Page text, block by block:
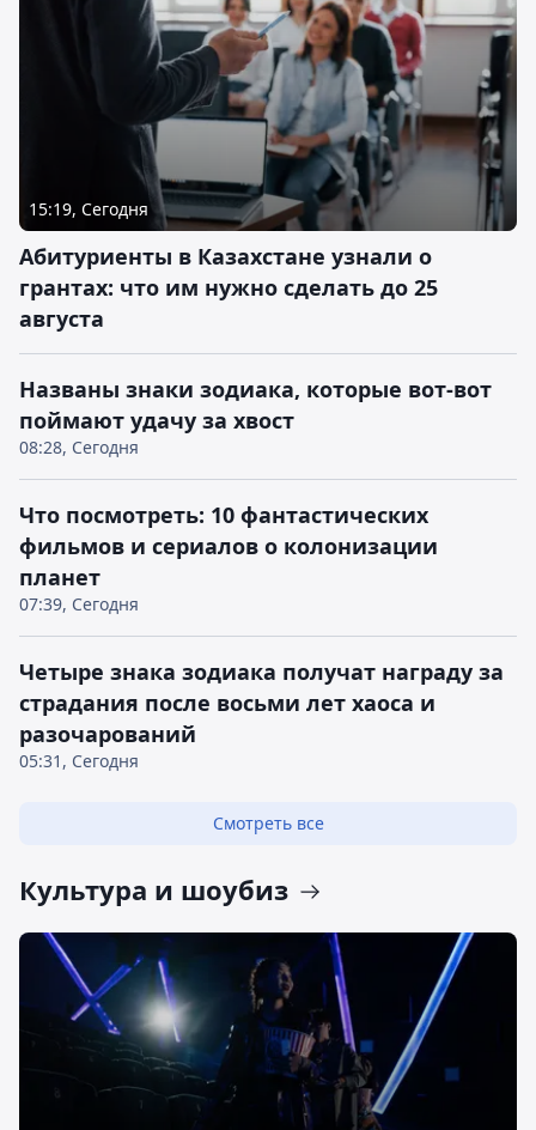
15:19, Сегодня
Абитуриенты в Казахстане узнали о
грантах: что им нужно сделать до 25
августа
Названы знаки зодиака, которые вот-вот
поймают удачу за хвост
08:28, Сегодня
Что посмотреть: 10 фантастических
фильмов и сериалов о колонизации
планет
07:39, Сегодня
Четыре знака зодиака получат награду за
страдания после восьми лет хаоса и
разочарований
05:31, Сегодня
Смотреть все
Культура и шоубиз